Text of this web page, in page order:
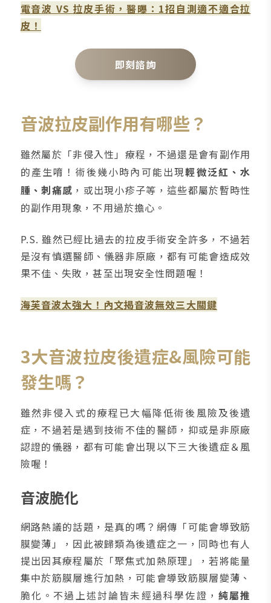
電音波 VS 拉皮手術，醫曝：1招自測適不適合拉
皮！
即刻諮詢
音波拉皮副作用有哪些？
雖然屬於「非侵入性」療程，不過還是會有副作用
的產生唷！術後幾小時內可能出現輕微泛紅、水
腫、刺痛感 ，或出現小疹子等，這些都屬於暫時性
的副作用現象，不用過於擔心。
P.S. 雖然已經比過去的拉皮手術安全許多，不過若
是沒有慎選醫師、儀器非原廠，都有可能會造成效
果不佳、失敗，甚至出現安全性問題喔！
海芙音波太強大！內文揭音波無效三大關鍵
3大音波拉皮後遺症&風險可能
發生嗎？
雖然非侵入式的療程已大幅降低術後風險及後遺
症，不過若是遇到技術不佳的醫師，抑或是非原廠
認證的儀器，都有可能會出現以下三大後遺症＆風
險喔！
音波脆化
網路熱議的話題，是真的嗎？網傳「可能會導致筋
膜變薄」，因此被歸類為後遺症之一，同時也有人
提出因其療程屬於「聚焦式加熱原理」，若將能量
集中於筋膜層進行加熱，可能會導致筋膜層變薄、
脆化。不過上述討論皆未經過科學佐證， 純屬推